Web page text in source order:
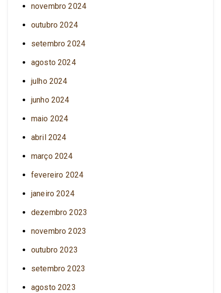
novembro 2024
outubro 2024
setembro 2024
agosto 2024
julho 2024
junho 2024
maio 2024
abril 2024
março 2024
fevereiro 2024
janeiro 2024
dezembro 2023
novembro 2023
outubro 2023
setembro 2023
agosto 2023